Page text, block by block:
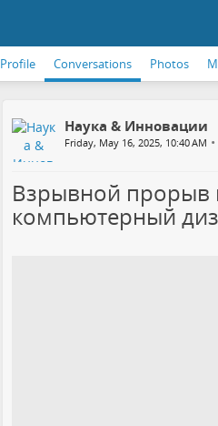
Profile Conversations Photos
Наука & Инновации
Friday, May 16, 2025, 10:40 AM •
Взрывной прорыв
компьютерный